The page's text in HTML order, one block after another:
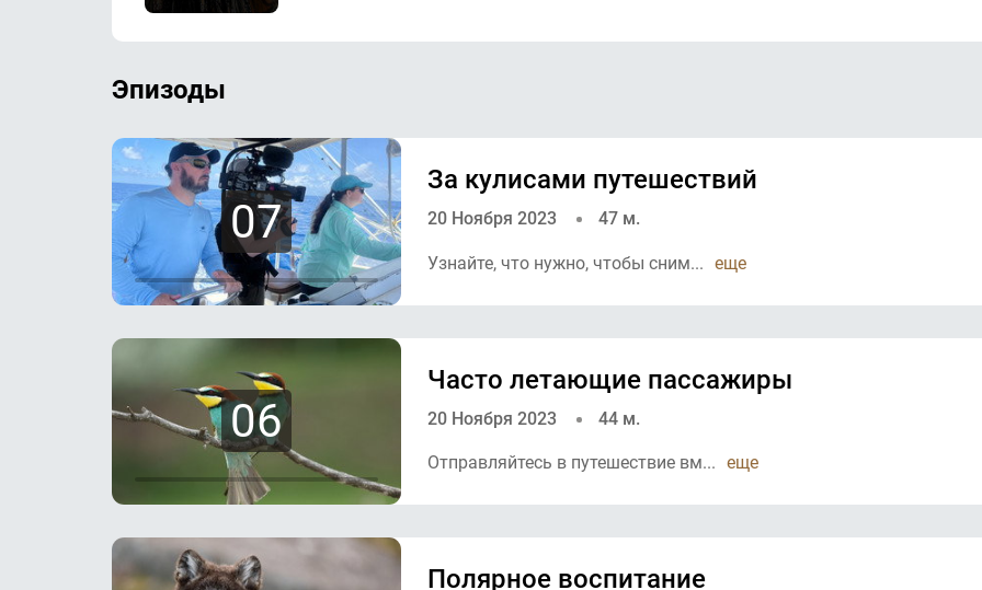
Эпизоды
07
За кулисами путешествий
20 Ноября 2023 47 м.
Узнайте, что нужно, чтобы сним... еще
06
Часто летающие пассажиры
20 Ноября 2023 44 м.
Отправляйтесь в путешествие вм... еще
Полярное воспитание